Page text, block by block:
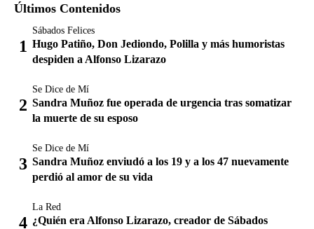
Últimos Contenidos
Sábados Felices
Hugo Patiño, Don Jediondo, Polilla y más humoristas
despiden a Alfonso Lizarazo
Se Dice de Mí
Sandra Muñoz fue operada de urgencia tras somatizar
la muerte de su esposo
Se Dice de Mí
Sandra Muñoz enviudó a los 19 y a los 47 nuevamente
perdió al amor de su vida
La Red
¿Quién era Alfonso Lizarazo, creador de Sábados